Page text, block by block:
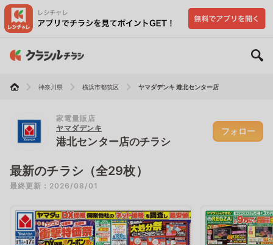
神奈川県 横浜市都筑区 ヤマダデンキ 港北センター店
家電量販店
ヤマダデンキ
港北センター店のチラシ
フォロー
最新のチラシ（全29枚）
最終更新：2026/08/01